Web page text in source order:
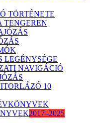
TÖRTÉNETE
TENGEREN
LEGÉNYSÉGE
NAVIGÁCIÓ
10
2017–2025